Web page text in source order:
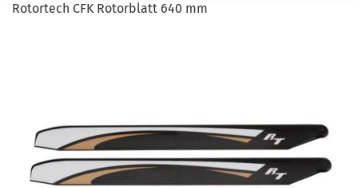
Rotortech CFK Rotorblatt 640 mm